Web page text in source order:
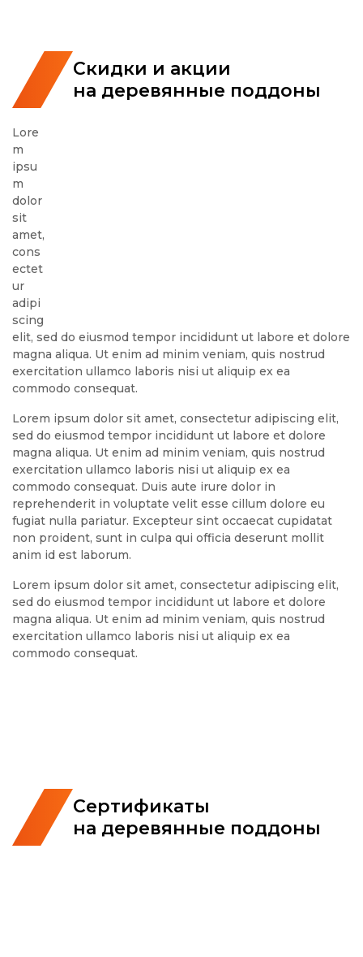
Скидки и акции
на деревянные поддоны
Lore
m
ipsu
m
dolor
sit
amet,
cons
ectet
ur
adipi
scing
elit, sed do eiusmod tempor incididunt ut labore et dolore
magna aliqua. Ut enim ad minim veniam, quis nostrud
exercitation ullamco laboris nisi ut aliquip ex ea
commodo consequat.
Lorem ipsum dolor sit amet, consectetur adipiscing elit,
sed do eiusmod tempor incididunt ut labore et dolore
magna aliqua. Ut enim ad minim veniam, quis nostrud
exercitation ullamco laboris nisi ut aliquip ex ea
commodo consequat. Duis aute irure dolor in
reprehenderit in voluptate velit esse cillum dolore eu
fugiat nulla pariatur. Excepteur sint occaecat cupidatat
non proident, sunt in culpa qui officia deserunt mollit
anim id est laborum.
Lorem ipsum dolor sit amet, consectetur adipiscing elit,
sed do eiusmod tempor incididunt ut labore et dolore
magna aliqua. Ut enim ad minim veniam, quis nostrud
exercitation ullamco laboris nisi ut aliquip ex ea
commodo consequat.
Сертификаты
на деревянные поддоны